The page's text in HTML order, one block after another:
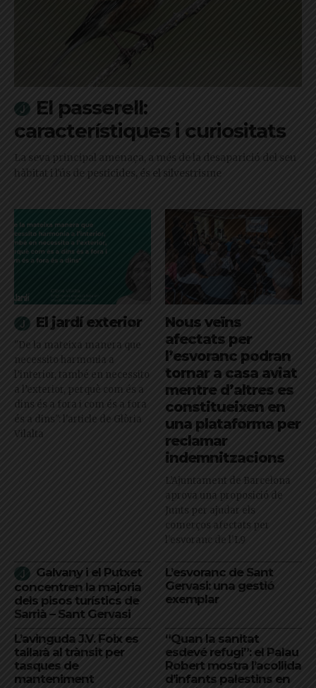
El passerell:
característiques i curiositats
La seva principal amenaça, a més de la desaparició del seu
hàbitat i l'ús de pesticides, és el silvestrisme
El jardí exterior
"De la mateixa manera que
necessito harmonia a
l’interior, també en necessito
a l’exterior, perquè com és a
dins és a fora i com és a fora
és a dins": l'article de Glòria
Vilalta
Nous veïns
afectats per
l’esvoranc podran
tornar a casa aviat
mentre d’altres es
constitueixen en
una plataforma per
reclamar
indemnitzacions
L’Ajuntament de Barcelona
aprova una proposició de
Junts per ajudar els
comerços afectats per
l'esvoranc de l'L9
Galvany i el Putxet
concentren la majoria
dels pisos turístics de
Sarrià – Sant Gervasi
L’esvoranc de Sant
Gervasi: una gestió
exemplar
L’avinguda J.V. Foix es
tallarà al trànsit per
tasques de
manteniment
“Quan la sanitat
esdevé refugi”: el Palau
Robert mostra l’acollida
d’infants palestins en